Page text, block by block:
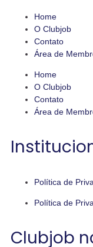
Home
O Clubjob
Contato
Área de
Home
O Clubjob
Contato
Área de
Política de
Política de
Clubjob